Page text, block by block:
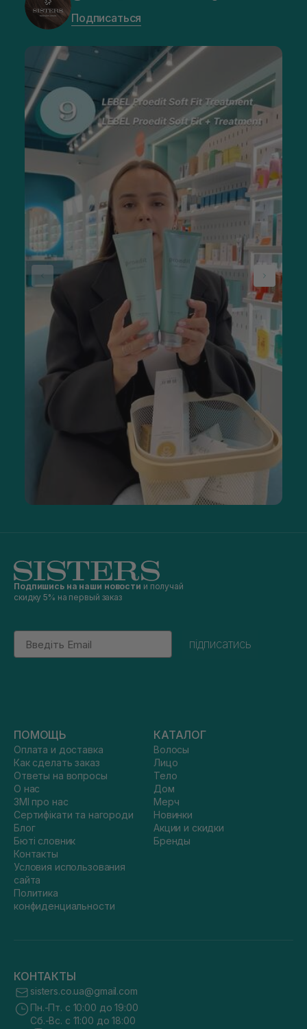
Подписаться
Подпишись на наши новости и получай
скидку 5% на первый заказ
Email
підписатись
ПОМОЩЬ
Оплата и доставка
Как сделать заказ
Ответы на вопросы
О нас
ЗМІ про нас
Сертифікати та нагороди
Блог
Бюті словник
Контакты
Условия использования
сайта
Политика
конфиденциальности
КАТАЛОГ
Волосы
Лицо
Тело
Дом
Мерч
Новинки
Акции и скидки
Бренды
КОНТАКТЫ
sisters.co.ua@gmail.com
Пн.-Пт. с 10:00 до 19:00
Сб.-Вс. с 11:00 до 18:00